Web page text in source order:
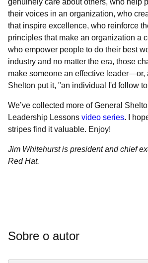
genuinely care about others, who help
their voices in an organization, who
that inspire excellence, who reinforce
principles that make an organization a
who empower people to do their best
industry and no matter the era, those
make someone an effective leader—or,
Shelton put it, "an individual I'd follow
We’ve collected more of General
Leadership Lessons video series. I
stripes find it valuable. Enjoy!
Jim Whitehurst is president and chief
Red Hat.
Sobre o autor